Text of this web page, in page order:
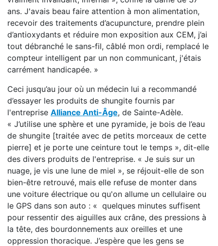
ans. J'avais beau faire attention à mon alimentation,
recevoir des traitements d’acupuncture, prendre plein
d’antioxydants et réduire mon exposition aux CEM, j’ai
tout débranché le sans-fil, câblé mon ordi, remplacé le
compteur intelligent par un non communicant, j'étais
carrément handicapée. »
Ceci jusqu’au jour où un médecin lui a recommandé
d’essayer les produits de shungite fournis par
l'entreprise Alliance Anti-Âge, de Sainte-Adèle.
« J’utilise une sphère et une pyramide, je bois de l’eau
de shungite [traitée avec de petits morceaux de cette
pierre] et je porte une ceinture tout le temps », dit-elle
des divers produits de l'entreprise. « Je suis sur un
nuage, je vis une lune de miel », se réjouit-elle de son
bien-être retrouvé, mais elle refuse de monter dans
une voiture électrique ou qu'on allume un cellulaire ou
le GPS dans son auto : « quelques minutes suffisent
pour ressentir des aiguilles aux crâne, des pressions à
la tête, des bourdonnements aux oreilles et une
oppression thoracique. J’espère que les gens se